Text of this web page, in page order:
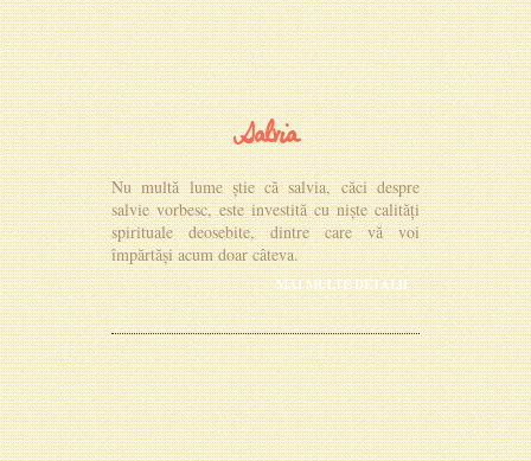
Salvia
Nu multă lume știe că salvia, căci despre
salvie vorbesc, este investită cu niște calități
spirituale deosebite, dintre care vă voi
împărtăși acum doar câteva.
MAI MULTE DETALII